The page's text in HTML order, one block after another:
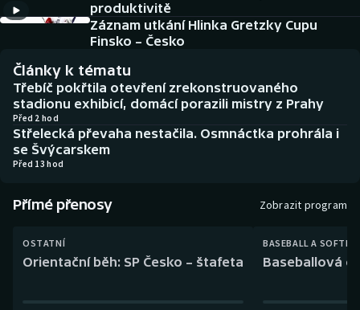
Baseball a softbal
Basketbal
Biatlon
Boby a skeleton
Dostihy
Soutěže
Historické návraty
Aplikace ČT sport
AZ kvíz
produktivitě
Záznam utkání Hlinka Gretzky Cupu
Finsko – Česko
Články k tématu
Třebíč pokřtila otevření zrekonstruovaného
stadionu exhibicí, domácí porazili mistry z Prahy
Před 2 hod
Střelecká převaha nestačila. Osmnáctka prohrála i
se Švýcarskem
Před 13 hod
Přímé přenosy Zobrazit program
OSTATNÍ
Orientační běh: SP Česko – štafeta
BASEBALL A
Baseballová